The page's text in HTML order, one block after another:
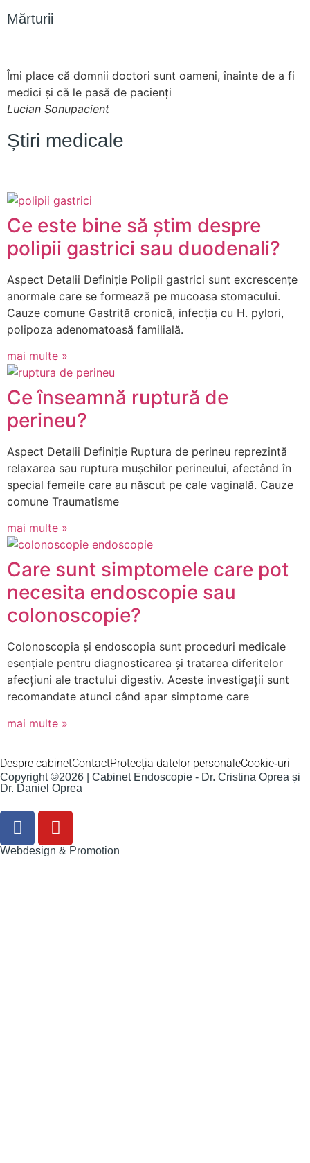
Mărturii
Îmi place că domnii doctori sunt oameni, înainte de a fi
medici și că le pasă de pacienți
Lucian Sonupacient
Știri medicale
Ce este bine să știm despre
polipii gastrici sau duodenali?
Aspect Detalii Definiție Polipii gastrici sunt excrescențe
anormale care se formează pe mucoasa stomacului.
Cauze comune Gastrită cronică, infecția cu H. pylori,
polipoza adenomatoasă familială.
mai multe »
Ce înseamnă ruptură de
perineu?
Aspect Detalii Definiție Ruptura de perineu reprezintă
relaxarea sau ruptura mușchilor perineului, afectând în
special femeile care au născut pe cale vaginală. Cauze
comune Traumatisme
mai multe »
Care sunt simptomele care pot
necesita endoscopie sau
colonoscopie?
Colonoscopia și endoscopia sunt proceduri medicale
esențiale pentru diagnosticarea și tratarea diferitelor
afecțiuni ale tractului digestiv. Aceste investigații sunt
recomandate atunci când apar simptome care
mai multe »
Despre cabinetContactProtecția datelor personaleCookie-uri
Copyright ©2026 | Cabinet Endoscopie - Dr. Cristina Oprea și
Dr. Daniel Oprea
Webdesign & Promotion